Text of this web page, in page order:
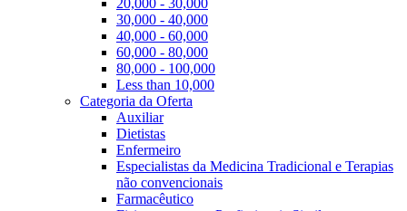
30,000 - 40,000
40,000 - 60,000
60,000 - 80,000
80,000 - 100,000
Less than 10,000
Categoria da Oferta
Auxiliar
Dietistas
Enfermeiro
Especialistas da Medicina Tradicional e Terapias
não convencionais
Farmacêutico